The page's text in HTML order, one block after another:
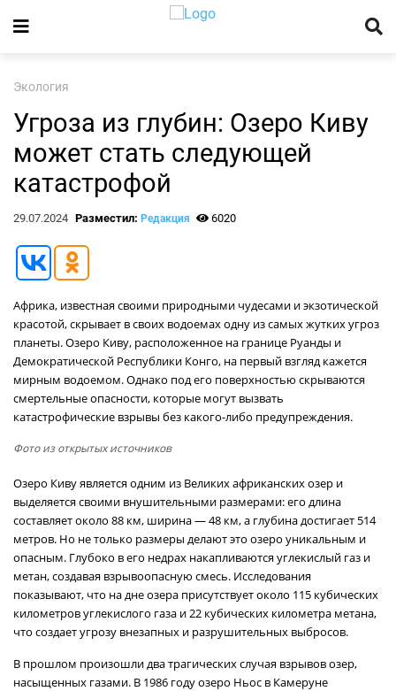
Экология
Угроза из глубин: Озеро Киву
может стать следующей
катастрофой
29.07.2024 Разместил: Редакция 6020
Африка, известная своими природными чудесами и экзотической
красотой, скрывает в своих водоемах одну из самых жутких угроз
планеты. Озеро Киву, расположенное на границе Руанды и
Демократической Республики Конго, на первый взгляд кажется
мирным водоемом. Однако под его поверхностью скрываются
смертельные опасности, которые могут вызвать
катастрофические взрывы без какого-либо предупреждения.
Фото из открытых источников
Озеро Киву является одним из Великих африканских озер и
выделяется своими внушительными размерами: его длина
составляет около 88 км, ширина — 48 км, а глубина достигает 514
метров. Но не только размеры делают это озеро уникальным и
опасным. Глубоко в его недрах накапливаются углекислый газ и
метан, создавая взрывоопасную смесь. Исследования
показывают, что на дне озера присутствует около 115 кубических
километров углекислого газа и 22 кубических километра метана,
что создает угрозу внезапных и разрушительных выбросов.
В прошлом произошли два трагических случая взрывов озер,
насыщенных газами. В 1986 году озеро Ньос в Камеруне